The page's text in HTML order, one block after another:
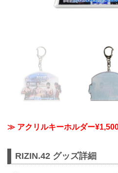
≫ アクリルキーホルダー
RIZIN.42 グッズ詳細